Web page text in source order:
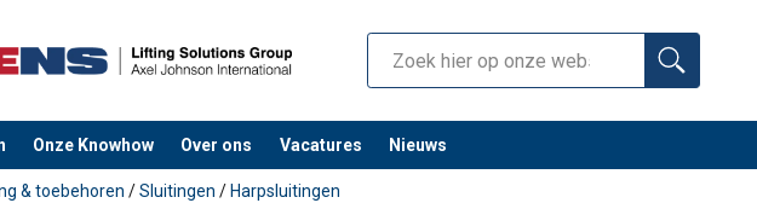
Onze Knowhow Over ons Vacatures Nieuws
& toebehoren /Sluitingen / Harpsluitingen